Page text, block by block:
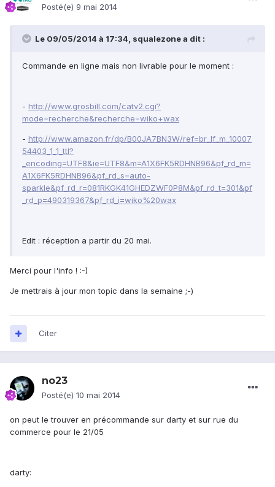
Posté(e) 9 mai 2014
Le 09/05/2014 à 17:34, squalezone a dit :
Commande en ligne mais non livrable pour le moment :
- http://www.grosbill.com/catv2.cgi?
mode=recherche&recherche=wiko+wax
- http://www.amazon.fr/dp/B00JA7BN3W/ref=br_lf_m_10007
54403_1_1_ttl?
_encoding=UTF8&ie=UTF8&m=A1X6FK5RDHNB96&pf_rd_m=
A1X6FK5RDHNB96&pf_rd_s=auto-
sparkle&pf_rd_r=081RKGK41GHEDZWF0P8M&pf_rd_t=301&pf
_rd_p=490319367&pf_rd_i=wiko%20wax
Edit : réception a partir du 20 mai.
Merci pour l'info ! :-)
Je mettrais à jour mon topic dans la semaine ;-)
Citer
no23
Posté(e) 10 mai 2014
on peut le trouver en précommande sur darty et sur rue du
commerce pour le 21/05
darty: